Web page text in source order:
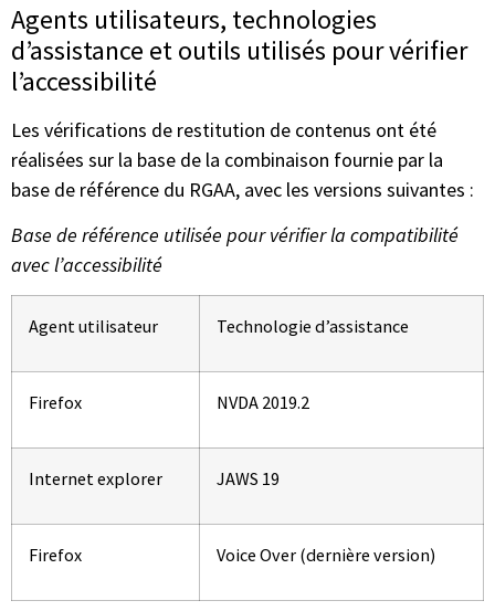
Agents utilisateurs, technologies
d’assistance et outils utilisés pour vérifier
l’accessibilité
Les vérifications de restitution de contenus ont été
réalisées sur la base de la combinaison fournie par la
base de référence du RGAA, avec les versions suivantes :
Base de référence utilisée pour vérifier la compatibilité
avec l’accessibilité
Agent utilisateur Technologie d’assistance
Firefox NVDA 2019.2
Internet explorer JAWS 19
Firefox Voice Over (dernière version)